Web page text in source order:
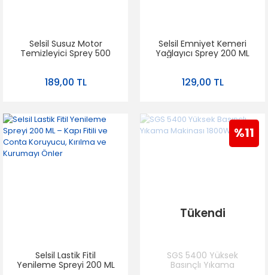
Selsil Susuz Motor
Temizleyici Sprey 500
189,00 TL
Selsil Emniyet Kemeri
Yağlayıcı Sprey 200 ML
Etkili
129,00 TL
Selsil Lastik Fitil
Yenileme Spreyi 200 ML
%11
Tükendi
SGS 5400 Yüksek
Basınçlı Yıkama